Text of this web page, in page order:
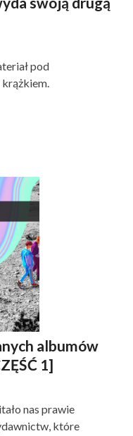
pod
krążkiem.
albumów
1]
nas prawie
które